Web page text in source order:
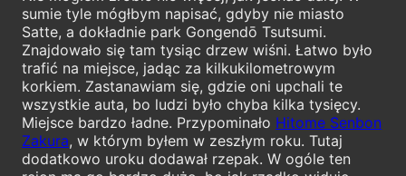
sumie tyle mógłbym napisać, gdyby nie miasto
Satte, a dokładnie park Gongendō Tsutsumi.
Znajdowało się tam tysiąc drzew wiśni. Łatwo było
trafić na miejsce, jadąc za kilkukilometrowym
korkiem. Zastanawiam się, gdzie oni upchali te
wszystkie auta, bo ludzi było chyba kilka tysięcy.
Miejsce bardzo ładne. Przypominało Hitome Senbon
Zakura, w którym byłem w zeszłym roku. Tutaj
dodatkowo uroku dodawał rzepak. W ogóle ten